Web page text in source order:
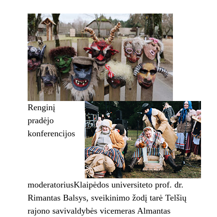
Renginį
pradėjo
konferencijos
moderatoriusKlaipėdos universiteto prof. dr.
Rimantas Balsys, sveikinimo žodį tarė Telšių
rajono savivaldybės vicemeras Almantas